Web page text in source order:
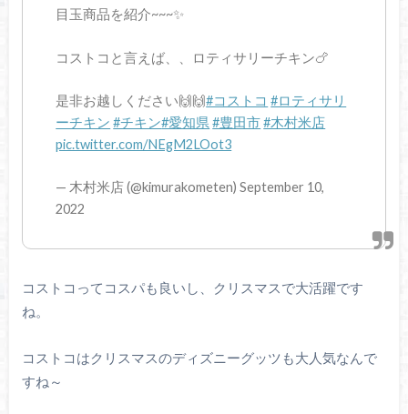
目玉商品を紹介~~~✨
コストコと言えば、、ロティサリーチキン🍗
是非お越しください🙌🙌#コストコ #ロティサリ
ーチキン #チキン#愛知県 #豊田市#木村米店
pic.twitter.com/NEgM2LOot3
— 木村米店 (@kimurakometen) September 10,
2022
コストコってコスパも良いし、クリスマスで大活躍です
ね。
コストコはクリスマスのディズニーグッツも大人気なんで
すね～